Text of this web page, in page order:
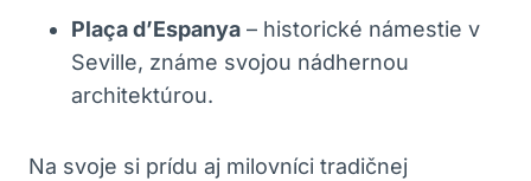
Plaça d’Espanya – historické námestie v
Seville, známe svojou nádhernou
architektúrou.
Na svoje si prídu aj milovníci tradičnej